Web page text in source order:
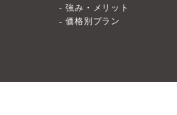
強み・メリット
価格別プラン